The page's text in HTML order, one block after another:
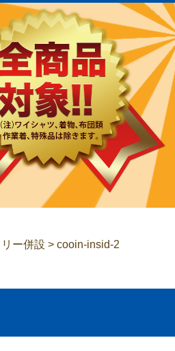
ー併設 > cooin-insid-2